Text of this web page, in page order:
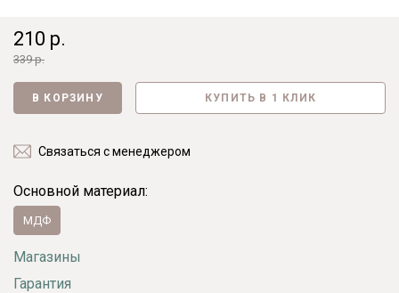
210 р.
339 р.
В КОРЗИНУ КУПИТЬ В 1 КЛИК
Связаться с менеджером
Основной материал:
МДФ
Магазины
Гарантия